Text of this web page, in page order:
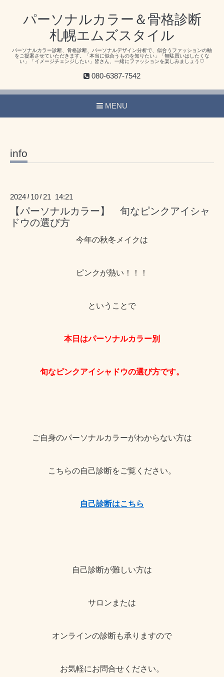
パーソナルカラー＆骨格診断
札幌エムズスタイル
パーソナルカラー診断、骨格診断、パーソナルデザイン分析で、似合うファッションの軸
をご提案させていただきます。「本当に似合うものを知りたい」「無駄買いはしたくな
い」「イメージチェンジしたい」皆さん、一緒にファッションを楽しみましょう♡
080-6387-7542
MENU
info
2024 / 10 / 21 14:21
【パーソナルカラー】 旬なピンクアイシャ
ドウの選び方
今年の秋冬メイクは
ピンクが熱い！！！
ということで
本日はパーソナルカラー別
旬なピンクアイシャドウの選び方です。
ご自身のパーソナルカラーがわからない方は
こちらの自己診断をご覧ください。
自己診断はこちら
自己診断が難しい方は
サロンまたは
オンラインの診断も承りますので
お気軽にお問合せください。